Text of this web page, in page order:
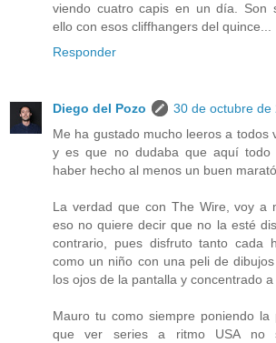
viendo cuatro capis en un día. Son
ello con esos cliffhangers del quince...
Responder
Diego del Pozo
30 de octubre de
Me ha gustado mucho leeros a todos
y es que no dudaba que aquí todo
haber hecho al menos un buen
La verdad que con The Wire, voy a
eso no quiere decir que no la esté
contrario, pues disfruto tanto cada
como un niño con una peli de
los ojos de la pantalla y concentrado a
Mauro tu como siempre poniendo
que ver series a ritmo USA no